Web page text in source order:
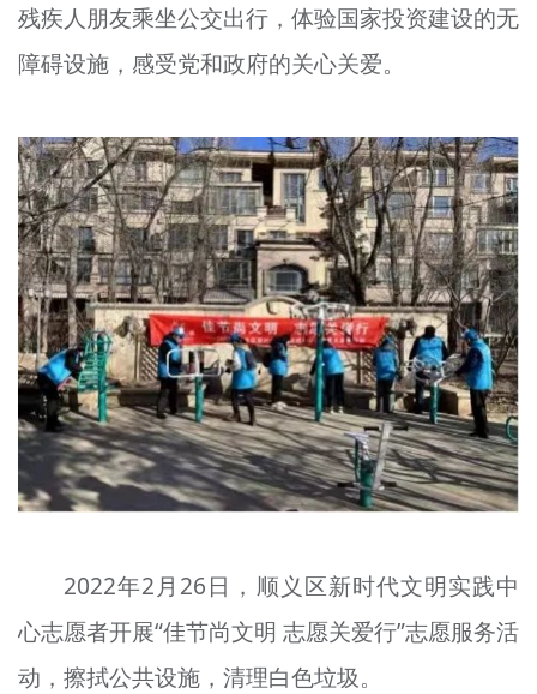
残疾人朋友乘坐公交出行，体验国家投资建设的无
障碍设施，感受党和政府的关心关爱。
2022年2月26日，顺义区新时代文明实践中
心志愿者开展“佳节尚文明 志愿关爱行”志愿服务活
动，擦拭公共设施，清理白色垃圾。